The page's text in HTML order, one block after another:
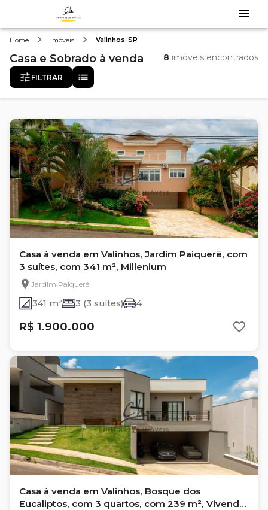
Home Imóveis Valinhos-SP
Casa e Sobrado à venda 8 imóveis encontrados
FILTRAR
Casa à venda em Valinhos, Jardim Paiquerê, com
3 suítes, com 341 m², Millenium
Jardim Paiquerê
341 m² 3 (3 suítes) 4
R$ 1.900.000
Casa à venda em Valinhos, Bosque dos
Eucaliptos, com 3 quartos, com 239 m², Vivenda